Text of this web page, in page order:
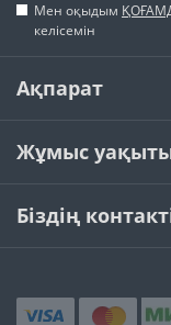
Мен оқыдым
келісемін
Ақпарат
Жұмыс
Біздің